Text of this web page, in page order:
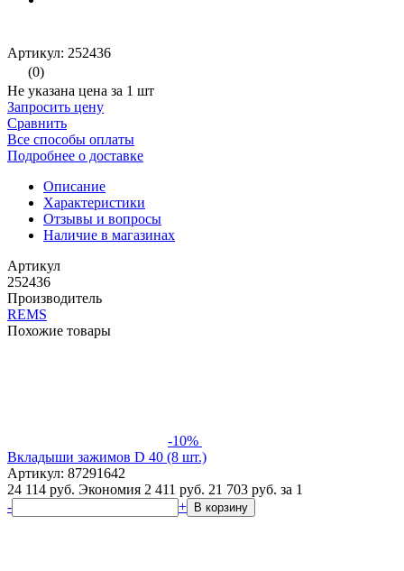
Артикул: 252436
(0)
Не указана цена за 1 шт
Запросить цену
Сравнить
Все способы оплаты
Подробнее о доставке
Описание
Характеристики
Отзывы и вопросы
Наличие в магазинах
Артикул
252436
Производитель
REMS
Похожие товары
-10%
Вкладыши зажимов D 40 (8 шт.)
Артикул: 87291642
24 114 руб. Экономия 2 411 руб. 21 703 руб. за 1
-
+ В корзину